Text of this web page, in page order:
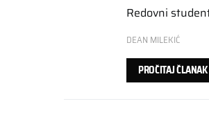
Redovni
DEAN MILEKIĆ
PROČITAJ ČLANAK